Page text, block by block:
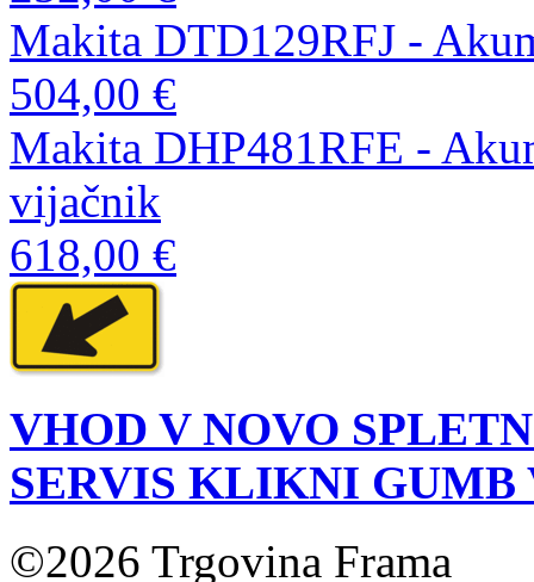
Makita DTD129RFJ -
504,00 €
Makita DHP481RFE -
vijačnik
618,00 €
VHOD V NOVO
SERVIS KLIKNI GUMB
©2026 Trgovina Frama